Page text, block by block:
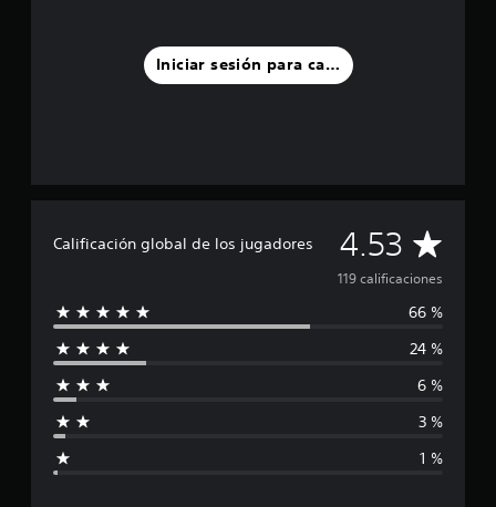
Iniciar sesión para calificar
Calificación global de los jugadores 4.53 C
a
l
i
119 calificaciones
66 %
24 %
6 %
3 %
1 %